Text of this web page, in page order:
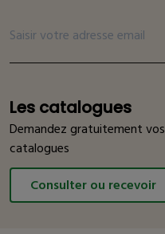
Les catalogues
Demandez gratuitement vos
catalogues
Consulter ou recevoir